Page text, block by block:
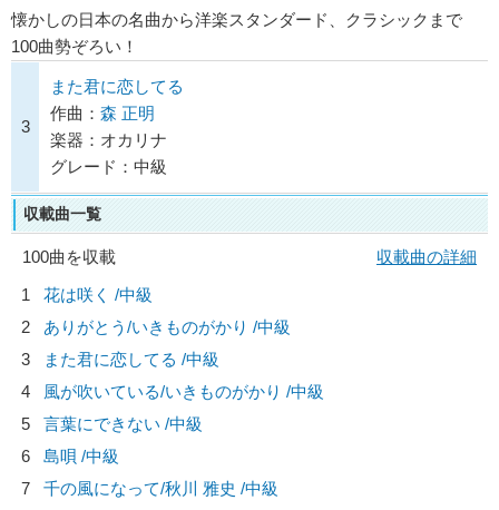
懐かしの日本の名曲から洋楽スタンダード、クラシックまで
100曲勢ぞろい！
3
また君に恋してる
作曲： 森 正明
楽器：オカリナ
グレード：中級
収載曲一覧
100曲を収載
収載曲の詳細
1
花は咲く /中級
2
ありがとう/いきものがかり /中級
3
また君に恋してる /中級
4
風が吹いている/いきものがかり /中級
5
言葉にできない /中級
6
島唄 /中級
7
千の風になって/秋川 雅史 /中級